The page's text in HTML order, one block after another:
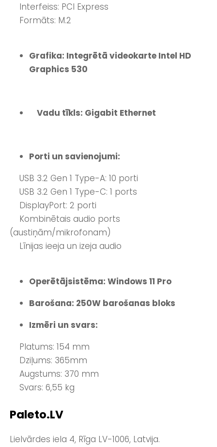
Paleto.LV
Lielvārdes iela 4, Rīga LV-1006, Latvija.
Interfeiss: PCI Express
Formāts: M.2
Grafika: Integrētā videokarte Intel HD
Graphics 530
Vadu tīkls: Gigabit Ethernet
Porti un savienojumi:
USB 3.2 Gen 1 Type-A: 10 porti
USB 3.2 Gen 1 Type-C: 1 ports
DisplayPort: 2 porti
Kombinētais audio ports
(austiņām/mikrofonam)
Līnijas ieeja un izeja audio
Operētājsistēma: Windows 11 Pro
Barošana: 250W barošanas bloks
Izmēri un svars:
Platums: 154 mm
Dziļums: 365mm
Augstums: 370 mm
Svars: 6,55 kg